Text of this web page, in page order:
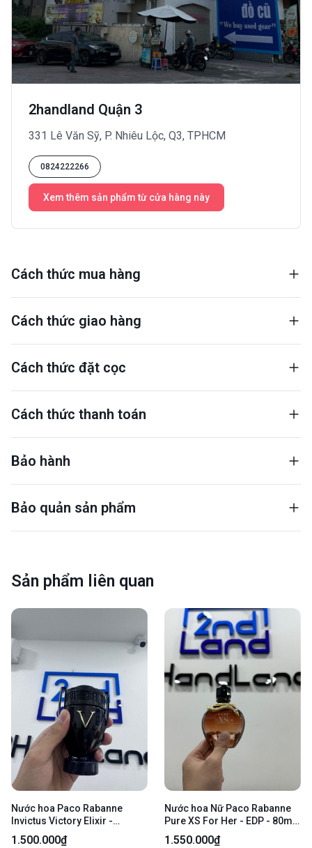
2handland Quận 3
331 Lê Văn Sỹ, P. Nhiêu Lộc, Q3, TPHCM
0824222266
Xem thêm sản phẩm từ cửa hàng này
Cách thức mua hàng
Cách thức giao hàng
Cách thức đặt cọc
Cách thức thanh toán
Bảo hành
Bảo quản sản phẩm
Sản phẩm liên quan
Nước hoa Paco Rabanne
Invictus Victory Elixir -
Parfum intense - 90/100 ml -
Kèm box
1.500.000₫
Nước hoa Nữ Paco Rabanne
Pure XS For Her - EDP - 80ml
- Bản tester - Kèm box
1.550.000₫